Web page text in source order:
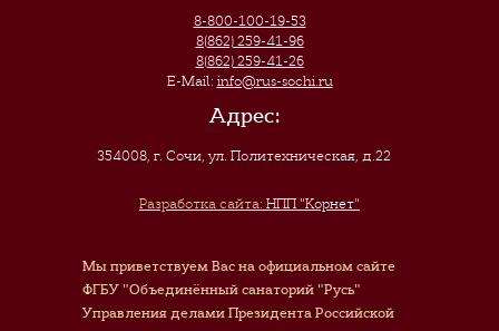
8-800-100-19-53
8(862) 259-41-96
8(862) 259-41-26
E-Mail: info@rus-sochi.ru
Адрес:
354008, г. Сочи,ул. Политехническая, д.22
Разработка сайта: НПП "Корнет"
Мы приветствуем Вас на официальном сайте
ФГБУ "Объединённый санаторий "Русь"
Управления делами Президента Российской